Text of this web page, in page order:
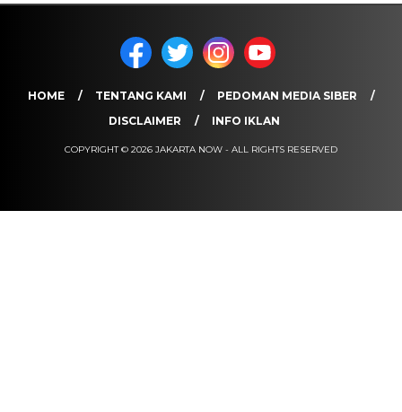
HOME TENTANG KAMI
PEDOMAN MEDIA SIBER
DISCLAIMER
INFO IKLAN
COPYRIGHT © 2026 JAKARTA NOW - ALL RIGHTS RESERVED